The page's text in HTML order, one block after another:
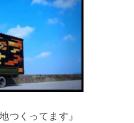
つくってます』